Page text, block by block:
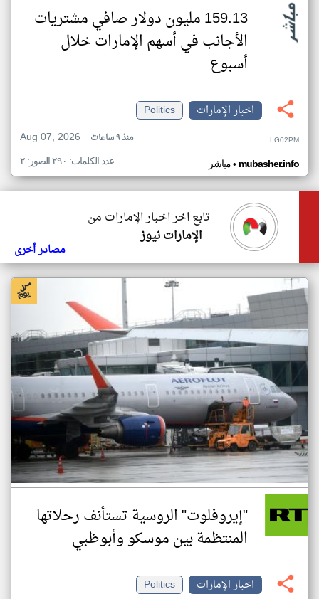
159.13 مليون دولار صافي مشتريات
الأجانب في أسهم الإمارات خلال
أسبوع
اخبار الإمارات
Politics
Aug 07, 2026
منذ ٩ ساعات LG02PM
مباشر• mubasher.info عدد الكلمات: ٢٩٠ الصور: ٢
تابع اخر اخبار الإمارات من
الإمارات نيوز
مصادر أخرى
"إيروفلوت" الروسية تستأنف رحلاتها
المنتظمة بين موسكو وأبوظبي
اخبار الإمارات
Politics